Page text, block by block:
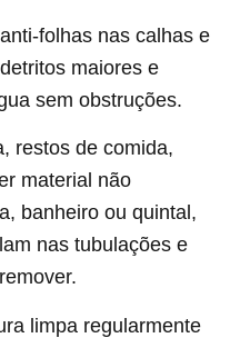
folhas nas calhas e
maiores e
sem obstruções.
restos de comida,
material não
banheiro ou quintal,
nas tubulações e
limpa regularmente